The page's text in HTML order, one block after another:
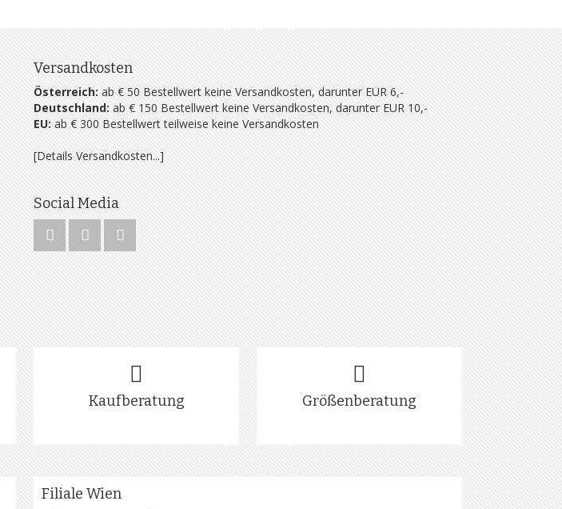
Versandkosten
Österreich: ab € 50 Bestellwert keine Versandkosten, darunter EUR 6,-
Deutschland: ab € 150 Bestellwert keine Versandkosten, darunter EUR 10,-
EU: ab € 300 Bestellwert teilweise keine Versandkosten
[Details Versandkosten...]
Social Media
Kaufberatung Größenberatung
Filiale Wien